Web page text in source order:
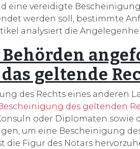
eine vereidigte
werden soll, bestimmte
analysiert die
geltende
des Rechts eines anderen
des geltenden
oder Diplomaten sowie
um eine Bescheinigung
die Figur des Notars